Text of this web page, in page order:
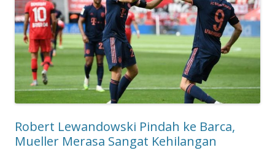
Robert Lewandowski Pindah ke Barca,
Mueller Merasa Sangat Kehilangan